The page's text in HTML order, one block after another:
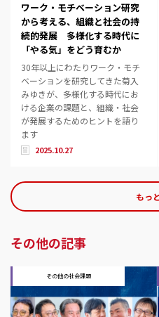
ワーク・モチベーション研究
から考える、組織と社会の持
続的発展 ――多様化する時代に
「やる気」をどう育むか
30年以上にわたりワーク・モチ
ベーションを研究してきた菊入
みゆきが、多様化する時代にお
ける企業の課題と、組織・社会
が発展するためのヒントを語り
ます
2025.10.27
もっ
その他の記事
その他の社会課題